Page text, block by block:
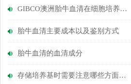
GIBCO澳洲胎牛血清在细胞培养中有什么作用？
胎牛血清主要成本以及鉴别方式
胎牛血清的血清成分
存储培养基时需要注意哪些方面呢？